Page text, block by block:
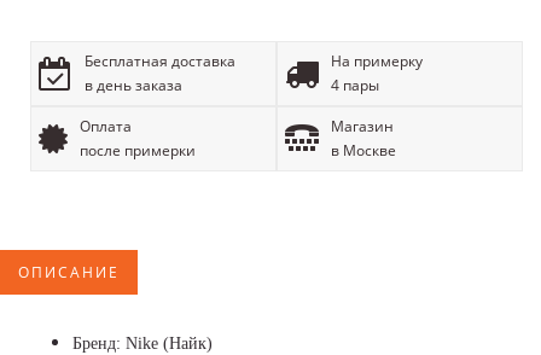
Бесплатная доставка
в день заказа
На примерку
4 пары
Оплата
после примерки
Магазин
в Москве
ОПИСАНИЕ
Бренд: Nike (Найк)